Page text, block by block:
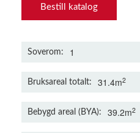
Bestill katalog
Soverom 1
Bruksareal totalt 31.4m2
Bebygd areal (BYA) 39.2m2